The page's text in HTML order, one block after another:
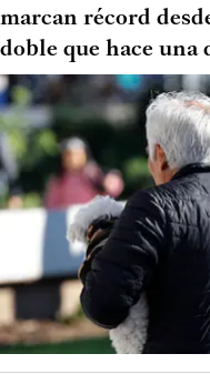
marcan récord
doble que hace una